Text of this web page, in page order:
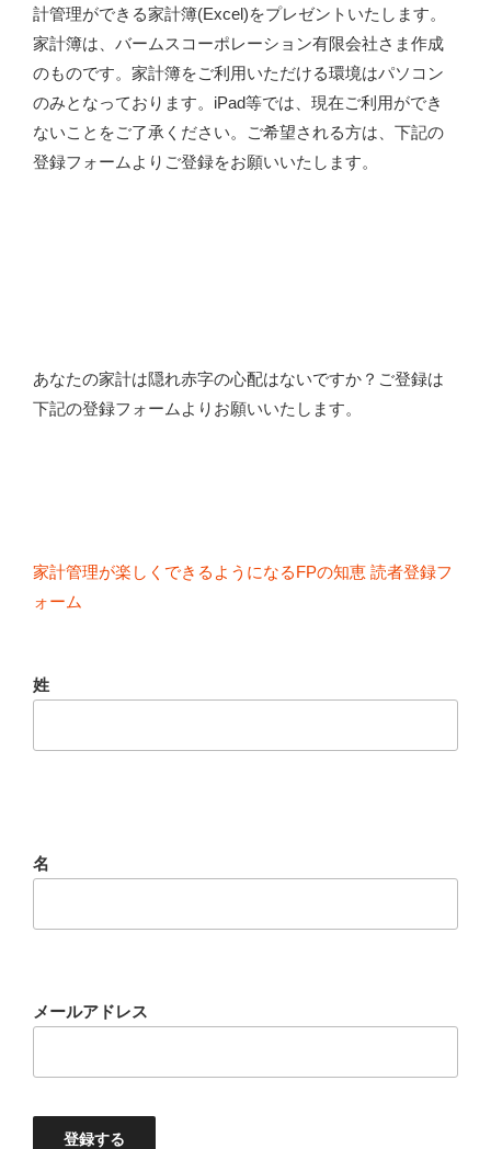
計管理ができる家計簿(Excel)をプレゼントいたします。
家計簿は、バームスコーポレーション有限会社さま作成
のものです。家計簿をご利用いただける環境はパソコン
のみとなっております。iPad等では、現在ご利用ができ
ないことをご了承ください。ご希望される方は、下記の
登録フォームよりご登録をお願いいたします。
あなたの家計は隠れ赤字の心配はないですか？ご登録は
下記の登録フォームよりお願いいたします。
家計管理が楽しくできるようになるFPの知恵 読者登録フ
ォーム
姓
名
メールアドレス
登録する